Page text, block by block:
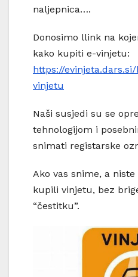
naljepnica….
Donosimo llink na
kako kupiti e-vinjetu:
https://
vinjetu
Naši susjedi su se
tehnologijom i
snimati registarske
Ako vas snime, a
kupili vinjetu, bez
“čestitku”.